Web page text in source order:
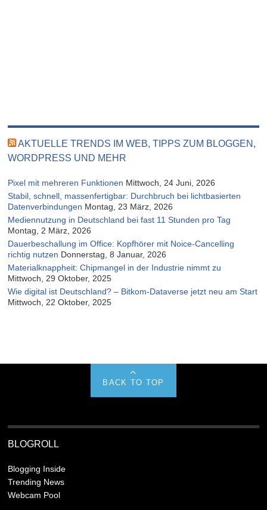
AKTUELLE TRENDS IM WEB, TIPPS ZUM BLOGGEN,
WORDPRESS UND MEHR
Pixel mit mehreren Funktionen Mittwoch, 24 Juni, 2026
Stabil, schnell, massenfertigbar: Durchbruch bei lichtbasierten
Datenverbindungen Montag, 23 März, 2026
Mediennutzung in Deutschland bei fast 11 Stunden pro Tag
Montag, 2 März, 2026
Dauerbeschallung im Office: Kopfhörer mit Noice-Cancelling
richtig nutzen Donnerstag, 8 Januar, 2026
Materialknappheit: Chipmangel in der Industrie nimmt zu
Mittwoch, 29 Oktober, 2025
Wie digital ist Deutschland? – Bitkom-Dataverse jetzt neu am Start
Mittwoch, 22 Oktober, 2025
BACK TO TOP
BLOGROLL
Blogging Inside
Trending News
Webcam Pool